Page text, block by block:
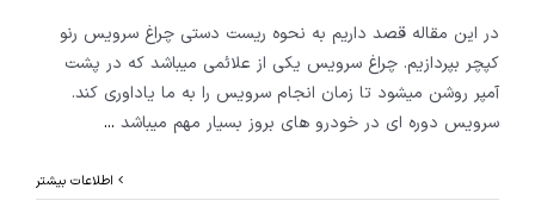
در این مقاله قصد داریم به نحوه ریست دستی چراغ سرویس رنو
کپچر بپردازیم. چراغ سرویس یکی از علائمی میباشد که در پشت
آمپر روشن میشود تا زمان انجام سرویس را به ما یاداوری کند.
سرویس دوره ای در خودرو های بروز بسیار مهم میباشد ...
اطلاعات بیشتر